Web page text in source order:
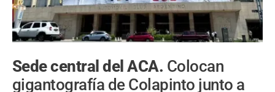
Sede central del ACA. Colocan
gigantografía de Colapinto junto a